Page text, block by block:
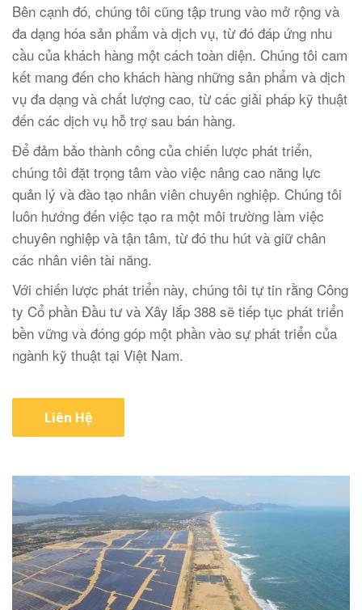
Bên cạnh đó, chúng tôi cũng tập trung vào mở rộng và
đa dạng hóa sản phẩm và dịch vụ, từ đó đáp ứng nhu
cầu của khách hàng một cách toàn diện. Chúng tôi cam
kết mang đến cho khách hàng những sản phẩm và dịch
vụ đa dạng và chất lượng cao, từ các giải pháp kỹ thuật
đến các dịch vụ hỗ trợ sau bán hàng.
Để đảm bảo thành công của chiến lược phát triển,
chúng tôi đặt trọng tâm vào việc nâng cao năng lực
quản lý và đào tạo nhân viên chuyên nghiệp. Chúng tôi
luôn hướng đến việc tạo ra một môi trường làm việc
chuyên nghiệp và tận tâm, từ đó thu hút và giữ chân
các nhân viên tài năng.
Với chiến lược phát triển này, chúng tôi tự tin rằng Công
ty Cổ phần Đầu tư và Xây lắp 388 sẽ tiếp tục phát triển
bền vững và đóng góp một phần vào sự phát triển của
ngành kỹ thuật tại Việt Nam.
Liên Hệ